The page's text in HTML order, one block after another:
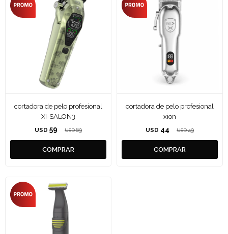
cortadora de pelo profesional
XI-SALON3
USD 59 USD 69
cortadora de pelo profesional
xion
USD 44 USD 49